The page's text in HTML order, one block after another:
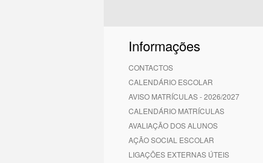
Informações
CONTACTOS
CALENDÁRIO ESCOLAR
AVISO MATRÍCULAS - 2026/2027
CALENDÁRIO MATRÍCULAS
AVALIAÇÃO DOS ALUNOS
AÇÃO SOCIAL ESCOLAR
LIGAÇÕES EXTERNAS ÚTEIS